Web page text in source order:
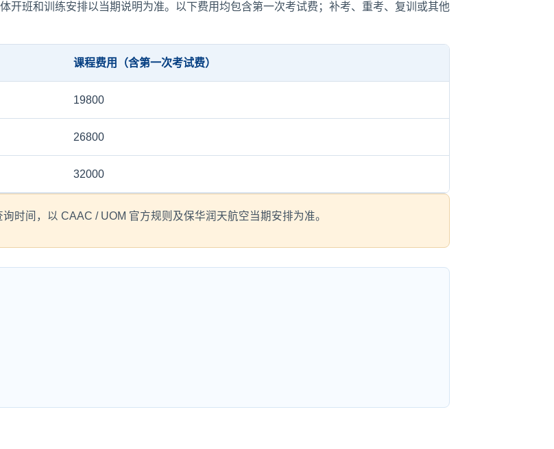
开班和训练安排以当期说明为准。以下费用均包含第一次考试费；补考、重考、复训或其他
课程费用（含第一次考试费）
19800
26800
32000
时间，以 CAAC / UOM 官方规则及保华润天航空当期安排为准。